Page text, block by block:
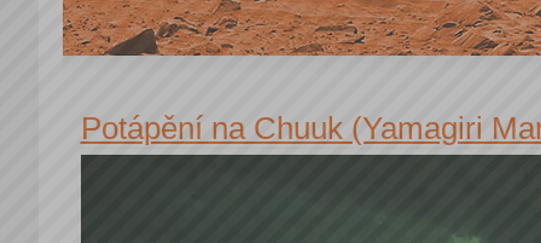
Potápění na Chuuk (Yamagiri